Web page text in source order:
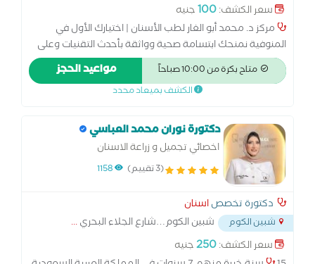
سعر الكشف:100جنيه
مركز د. محمد أبو الغار لطب الأسنان | اختيارك الأول في
المنوفية نمنحك ابتسامة صحية وواثقة بأحدث التقنيات وعلى
أيدي نخبة من الأطباء، مع تشخيص دقيق واهتمام براحة كل
مريض. زراعة الأسنان | تقويم | تجميل | علاج العصب | التركيبات
متاح بكرة من 10:00 صباحاً مواعيد الحجز
الكشف بميعاد محدد
دكتورة نوران محمد العباسي
اخصائي تجميل و زراعة الاسنان
(3 تقييم) 1158
دكتورة تخصصاسنان
شبين الكوم شبين الكوم…شارع الجلاء البحري...
سعر الكشف:250جنيه